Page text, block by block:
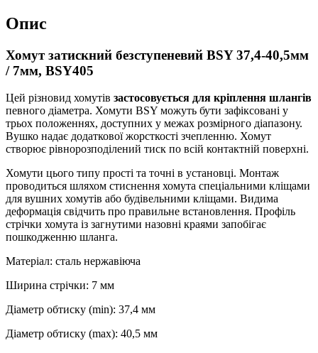
Опис
Хомут затискний безступеневий BSY 37,4-40,5мм
/ 7мм, BSY405
Цей різновид хомутів застосовується для кріплення шлангів
певного діаметра. Хомути BSY можуть бути зафіксовані у
трьох положеннях, доступних у межах розмірного діапазону.
Вушко надає додаткової жорсткості зчепленню. Хомут
створює рівнорозподілений тиск по всій контактній поверхні.
Хомути цього типу прості та точні в установці. Монтаж
проводиться шляхом стиснення хомута спеціальними кліщами
для вушних хомутів або будівельними кліщами. Видима
деформація свідчить про правильне встановлення. Профіль
стрічки хомута із загнутими назовні краями запобігає
пошкодженню шланга.
Матеріал: сталь нержавіюча
Ширина стрічки: 7 мм
Діаметр обтиску (min): 37,4 мм
Діаметр обтиску (max): 40,5 мм